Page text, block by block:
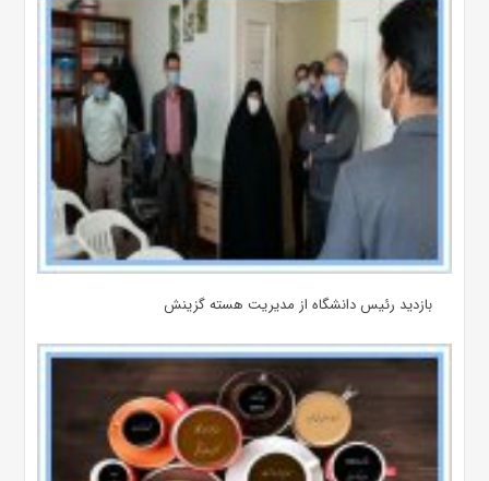
بازدید رئیس دانشگاه از مدیریت هسته گزینش